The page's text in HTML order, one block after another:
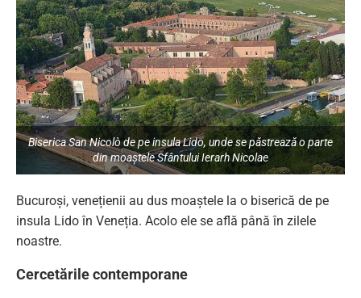
Biserica San Nicolò de pe insula Lido, unde se păstrează o parte
din moaștele Sfântului Ierarh Nicolae
Bucuroși, venețienii au dus moaștele la o biserică de pe
insula Lido în Veneția. Acolo ele se află până în zilele
noastre.
Cercetările contemporane